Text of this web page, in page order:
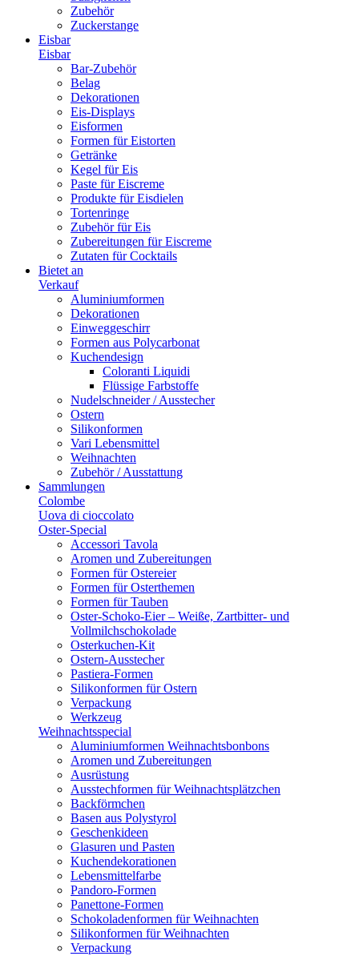
Zubehör
Zuckerstange
Eisbar
Eisbar
Bar-Zubehör
Belag
Dekorationen
Eis-Displays
Eisformen
Formen für Eistorten
Getränke
Kegel für Eis
Paste für Eiscreme
Produkte für Eisdielen
Tortenringe
Zubehör für Eis
Zubereitungen für Eiscreme
Zutaten für Cocktails
Bietet an
Verkauf
Aluminiumformen
Dekorationen
Einweggeschirr
Formen aus Polycarbonat
Kuchendesign
Coloranti Liquidi
Flüssige Farbstoffe
Nudelschneider / Ausstecher
Ostern
Silikonformen
Vari Lebensmittel
Weihnachten
Zubehör / Ausstattung
Sammlungen
Colombe
Uova di cioccolato
Oster-Special
Accessori Tavola
Aromen und Zubereitungen
Formen für Ostereier
Formen für Osterthemen
Formen für Tauben
Oster-Schoko-Eier – Weiße, Zartbitter- und
Vollmilchschokolade
Osterkuchen-Kit
Ostern-Ausstecher
Pastiera-Formen
Silikonformen für Ostern
Verpackung
Werkzeug
Weihnachtsspecial
Aluminiumformen Weihnachtsbonbons
Aromen und Zubereitungen
Ausrüstung
Ausstechformen für Weihnachtsplätzchen
Backförmchen
Basen aus Polystyrol
Geschenkideen
Glasuren und Pasten
Kuchendekorationen
Lebensmittelfarbe
Pandoro-Formen
Panettone-Formen
Schokoladenformen für Weihnachten
Silikonformen für Weihnachten
Verpackung